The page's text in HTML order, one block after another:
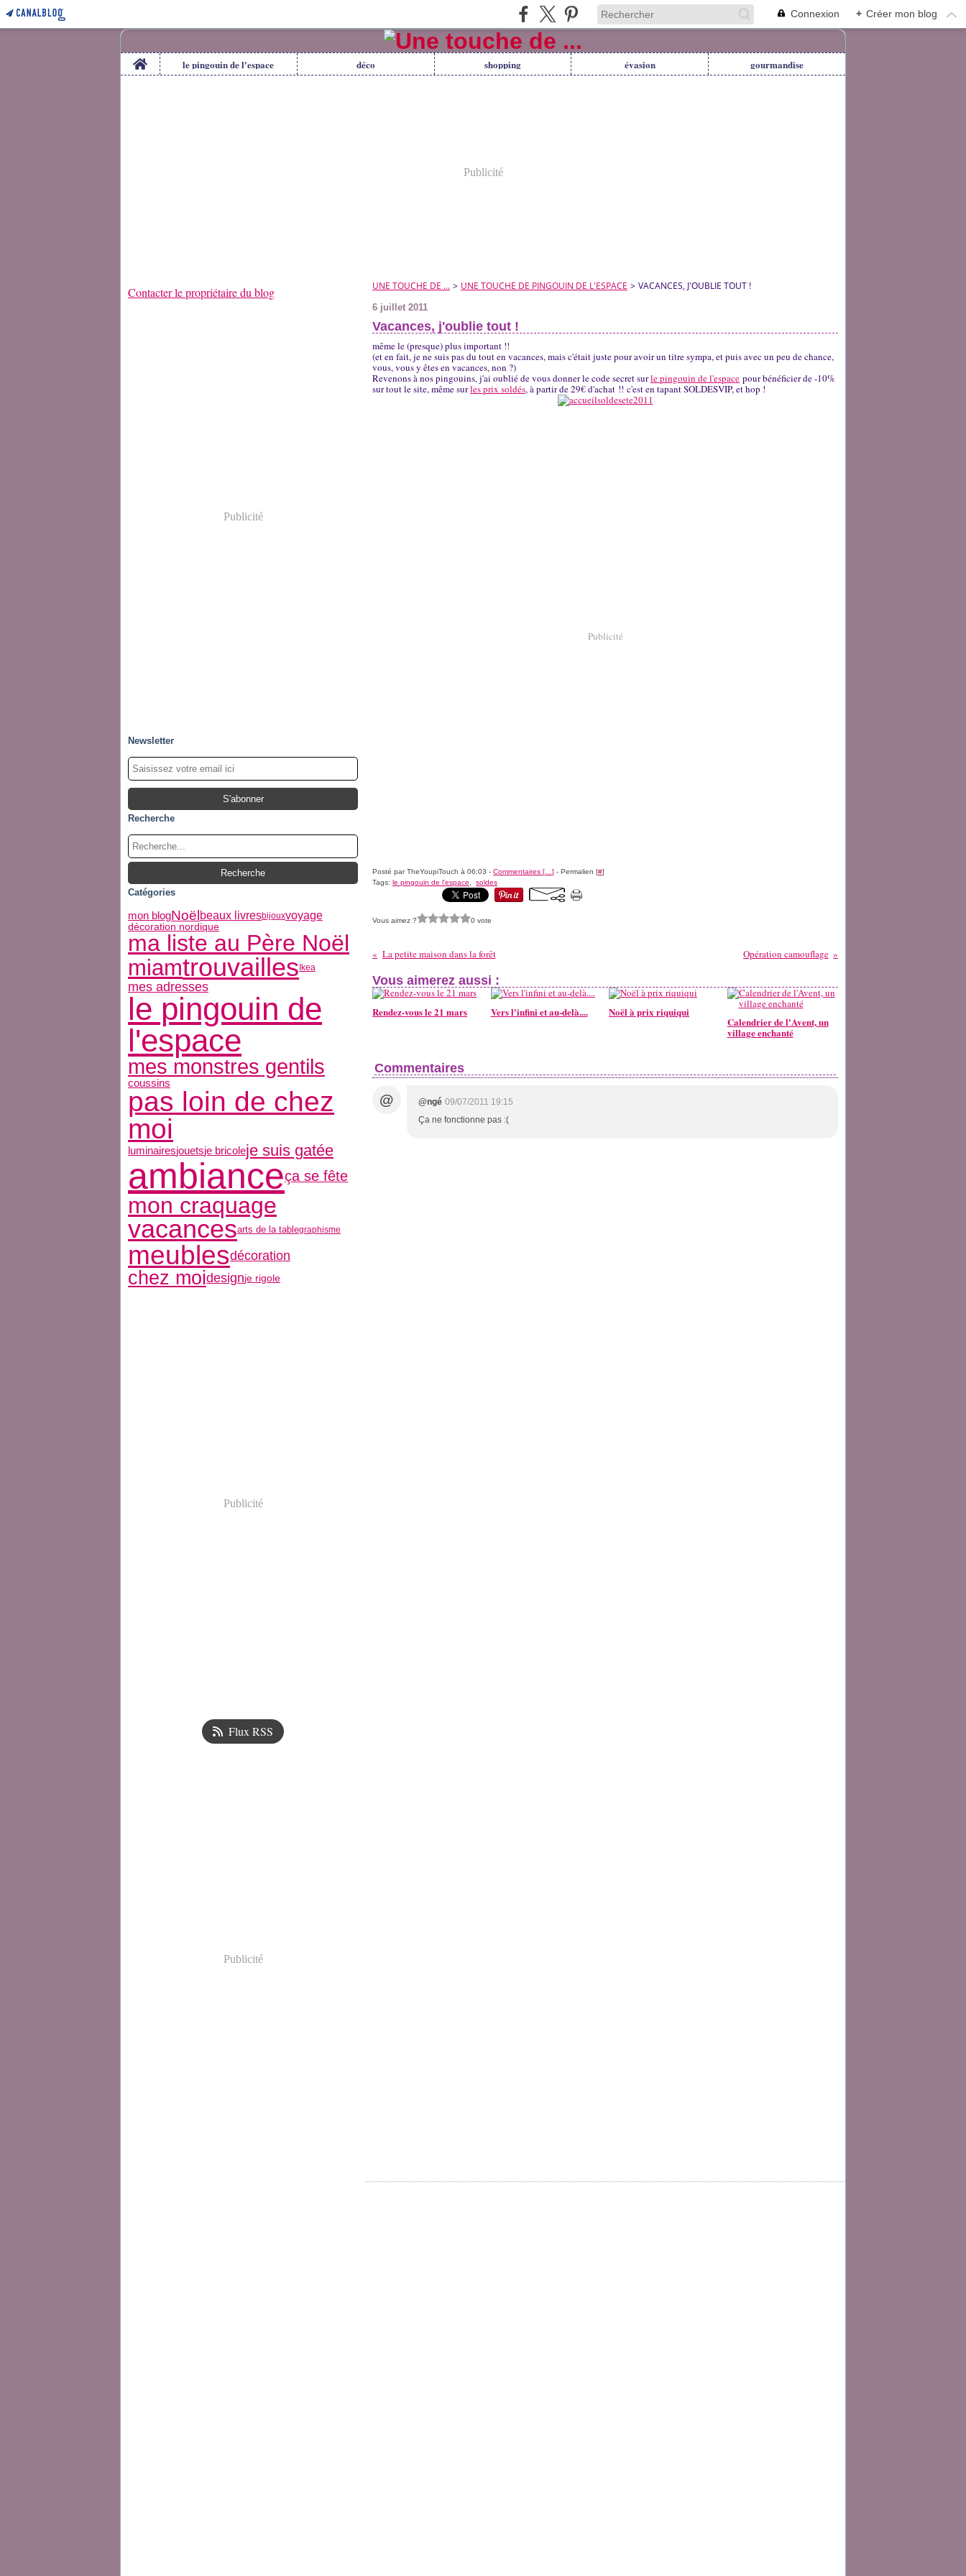
Connexion + Créer mon blog
Home le pingouin de l'espace déco shopping évasion gourmandise
Publicité
Contacter le propriétaire du blog
Publicité
Newsletter
Recherche
Catégories
mon blogNoël beaux livresbijouxvoyage
décoration nordique
ma liste au Père Noël
miamtrouvailles Ikea
mes adresses
le pingouin de
l'espace
mes monstres gentils
coussins
pas loin de chez
moi
luminairesjouetsje bricoleje suis gatée
ambianceça se fête
mon craquage
vacancesarts de la tablegraphisme
meublesdécoration
chez moidesignje rigole
Publicité
Flux RSS
Publicité
UNE TOUCHE DE ... > UNE TOUCHE DE PINGOUIN DE L'ESPACE > VACANCES, J'OUBLIE TOUT !
6 juillet 2011
Vacances, j'oublie tout !
même le (presque) plus important !!
(et en fait, je ne suis pas du tout en vacances, mais c'était juste pour avoir un titre sympa, et puis avec un peu de chance,
vous, vous y êtes en vacances, non ?)
Revenons à nos pingouins, j'ai oublié de vous donner le code secret surle pingouin de l'espace pour bénéficier de -10%
sur tout le site, même surles prix soldés, à partir de 29€ d'achat !! c'est en tapant SOLDESVIP, et hop !
Publicité
Posté par TheYoupiTouch à 06:03 - Commentaires [ ] - Permalien [#]
Tags: le pingouin de l'espace soldes
Vous aimez ? 0 vote
La petite maison dans la forêt Opération camouflage
Vous aimerez aussi :
Rendez-vous le 21 mars Vers l'infini et au-delà.... Noël à prix riquiqui
Calendrier de l'Avent, un
village enchanté
Commentaires
@ @ngé 09/07/2011 19:15
Ça ne fonctionne pas :(